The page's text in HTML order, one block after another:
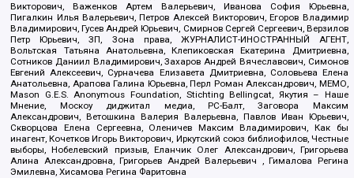
Викторович, Важенков Артем Валерьевич, Иванова София Юрьевна,
Пигалкин Илья Валерьевич, Петров Алексей Викторович, Егоров Владимир
Владимирович, Гусев Андрей Юрьевич, Смирнов Сергей Сергеевич, Верзилов
Петр Юрьевич, ЗП, Зона права, ЖУРНАЛИСТ-ИНОСТРАННЫЙ АГЕНТ,
Вольтская Татьяна Анатольевна, Клепиковская Екатерина Дмитриевна,
Сотников Даниил Владимирович, Захаров Андрей Вячеславович, Симонов
Евгений Алексеевич, Сурначева Елизавета Дмитриевна, Соловьева Елена
Анатольевна, Арапова Галина Юрьевна, Перл Роман Александрович, МЕМО,
Mason G.E.S. Anonymous Foundation, Stichting Bellingcat, Якутия – Наше
Мнение, Москоу диджитал медиа, РС-Балт, Заговора Максим
Александрович, Ветошкина Валерия Валерьевна, Павлов Иван Юрьевич,
Скворцова Елена Сергеевна, Оленичев Максим Владимирович, Как бы
инагент, Кочетков Игорь Викторович, Иркутский союз библиофилов, Честные
выборы, Нобелевский призыв, Еланчик Олег Александрович, Григорьева
Алина Александровна, Григорьев Андрей Валерьевич , Гималова Регина
Эмилевна, Хисамова Регина Фаритовна